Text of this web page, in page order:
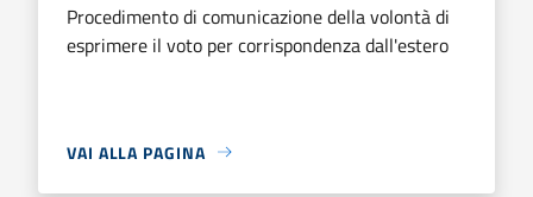
Procedimento di comunicazione della volontà di
esprimere il voto per corrispondenza dall'estero
VAI ALLA PAGINA